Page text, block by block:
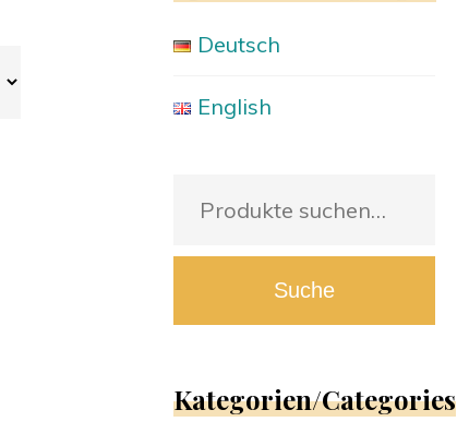
Deutsch
English
Suche
Kategorien/Categories